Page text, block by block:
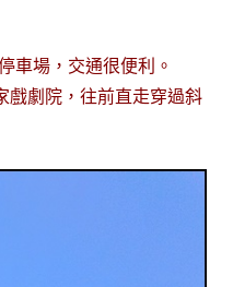
車場，交通很便利。
戲劇院，往前直走穿過斜